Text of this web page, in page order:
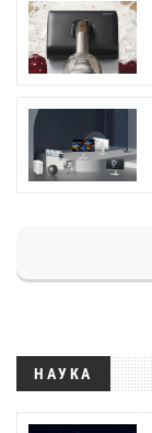
НАУКА